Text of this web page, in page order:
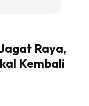
Raya,
Kembali